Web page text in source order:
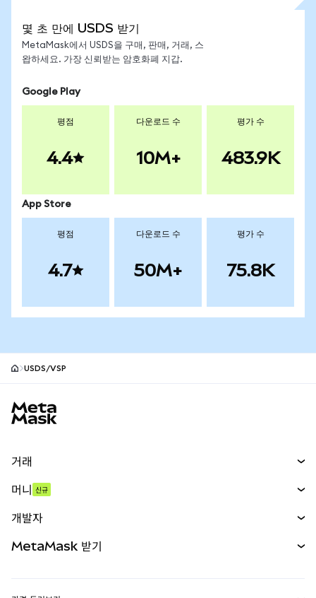
몇 초 만에 USDS 받기
MetaMask에서 USDS을 구매, 판매, 거래, 스
왑하세요. 가장 신뢰받는 암호화폐 지갑.
Google Play
평점
4.4
다운로드 수
10M+
평가 수
483.9K
App Store
평점
4.7
다운로드 수
50M+
평가 수
75.8K
USDS/VSP
거래
무기한 선물
실물자산
머니 신규
개발자
MetaMask 받기